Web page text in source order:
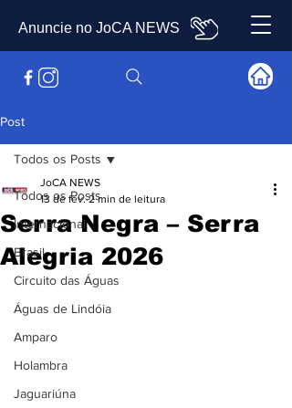
Anuncie no JoCA NEWS
Post
Todos os Posts
Internacional
Brasil
Circuito das Águas
Águas de Lindóia
Amparo
Holambra
Jaguariúna
Todos os Posts
Serra Negra – Serra
Alegria 2026
JoCA NEWS
13 de fev. 2 min de leitura